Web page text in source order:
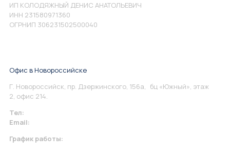
ИП КОЛОДЯЖНЫЙ ДЕНИС АНАТОЛЬЕВИЧ
ИНН 231580971360
ОГРНИП 306231502500040
Офис в Новороссийске
Г. Новороссийск, пр. Дзержинского, 156а, бц «Южный», этаж
2, офис 214.
Тел:
Email:
График работы: